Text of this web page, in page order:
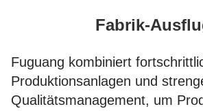
Fabrik-
Fuguang kombiniert
Produktionsanlagen und
Qualitätsmanagement, um